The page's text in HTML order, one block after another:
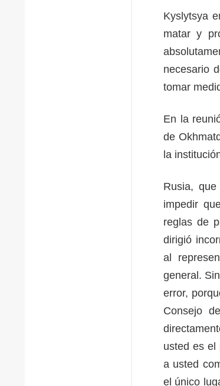
Kyslytsya
matar y
necesario
tomar
En la
de
la
Rusia,
impedir
reglas de
dirigió
al
general.
error,
Consejo
usted es el
a usted
el único